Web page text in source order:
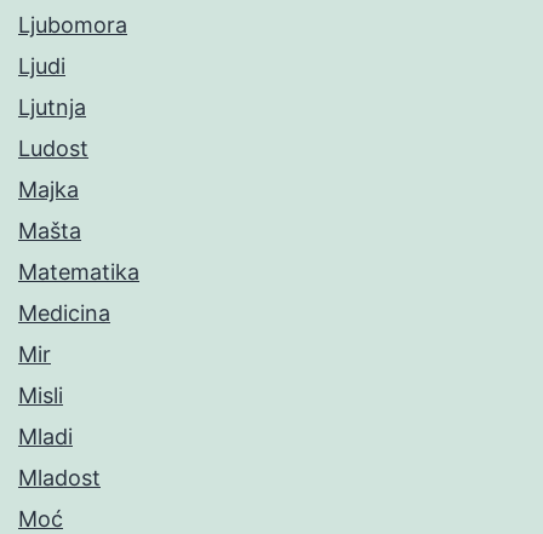
Ljubomora
Ljudi
Ljutnja
Ludost
Majka
Mašta
Matematika
Medicina
Mir
Misli
Mladi
Mladost
Moć